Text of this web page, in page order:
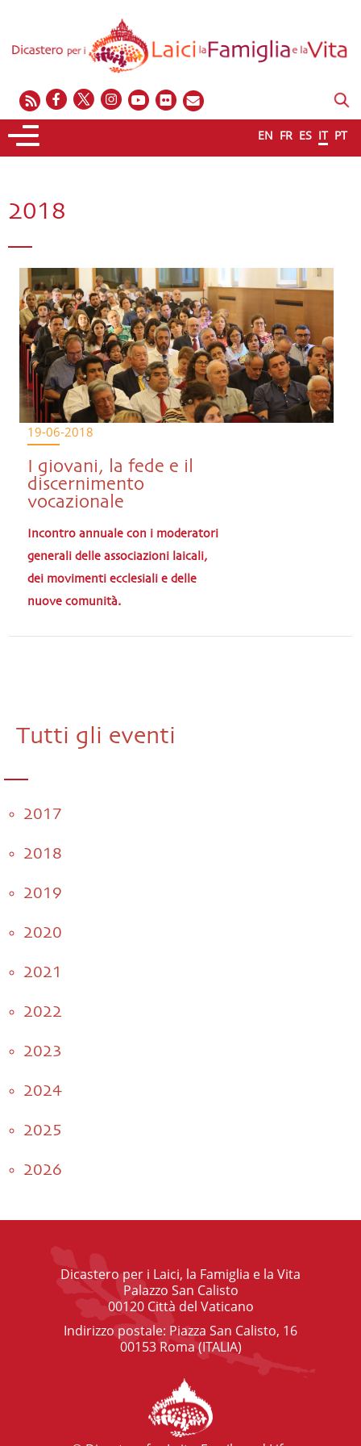
EN FR ES IT PT
2018
19-06-2018
I giovani, la fede e il
discernimento
vocazionale
Incontro annuale con i moderatori
generali delle associazioni laicali,
dei movimenti ecclesiali e delle
nuove comunità.
Tutti gli eventi
2017
2018
2019
2020
2021
2022
2023
2024
2025
2026
Dicastero per i Laici, la Famiglia e la Vita
Palazzo San Calisto
00120 Città del Vaticano
Indirizzo postale: Piazza San Calisto, 16
00153 Roma (ITALIA)